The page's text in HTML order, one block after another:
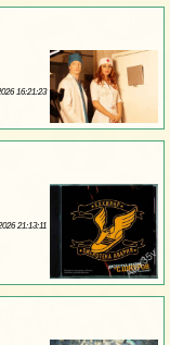
16:21:23
21:13:11